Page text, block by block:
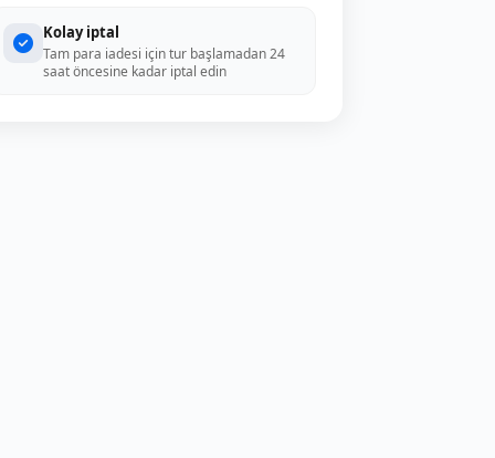
Kolay iptal
Tam para iadesi için tur başlamadan 24
saat öncesine kadar iptal edin